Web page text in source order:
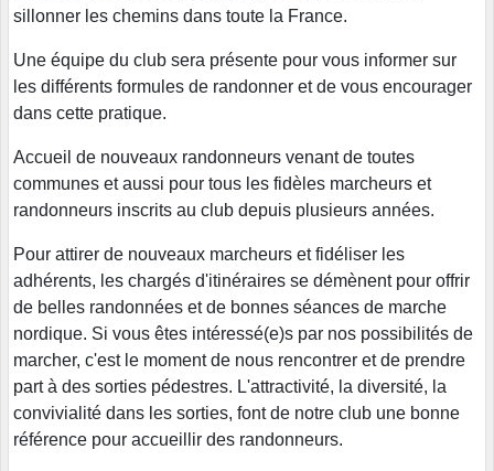
sillonner les chemins dans toute la France.
Une équipe du club sera présente pour vous informer sur
les différents formules de randonner et de vous encourager
dans cette pratique.
Accueil de nouveaux randonneurs venant de toutes
communes et aussi pour tous les fidèles marcheurs et
randonneurs inscrits au club depuis plusieurs années.
Pour attirer de nouveaux marcheurs et fidéliser les
adhérents, les chargés d'itinéraires se démènent pour offrir
de belles randonnées et de bonnes séances de marche
nordique. Si vous êtes intéressé(e)s par nos possibilités de
marcher, c'est le moment de nous rencontrer et de prendre
part à des sorties pédestres. L'attractivité, la diversité, la
convivialité dans les sorties, font de notre club une bonne
référence pour accueillir des randonneurs.